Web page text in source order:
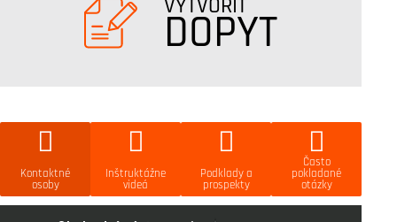
VYTVORIŤ
DOPYT
Kontaktné
osoby
Inštruktážne
videá
Podklady a
prospekty
Často
pokladané
otázky